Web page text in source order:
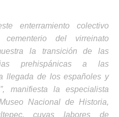
enterramiento colectivo
del virreinato
la transición de las
prehispánicas a las
llegada de los españoles y
manifiesta la especialista
Nacional de Historia,
cuyas labores de